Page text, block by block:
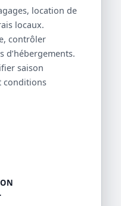
location de
locaux.
contrôler
d’hébergements.
saison
conditions